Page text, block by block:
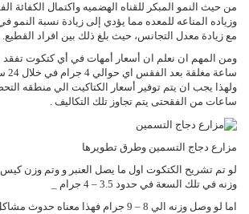
من حيث النمو المبكر للقناه الهضميه واكتمال الكفائة
وزياده المناعه للمعده مما يؤدي إلى زيادة نسبة النمو في
مع زيادة معدل التجانس، حيث بلغ ذلك بين افراد القطيع.
ساعات من الفقحتى يتم تجاوز تلك التكاليف .
مزارع دجاج التسمين وطرق تطويرها
لو تم تشريح الكتكوت اول ما يصل العنبر و وتم وزن
وزنه في تلك السعة في حدود 3.5 – 4 جرام _
اما لو وصل وزنه الي 8 – 9 جرام فهذا